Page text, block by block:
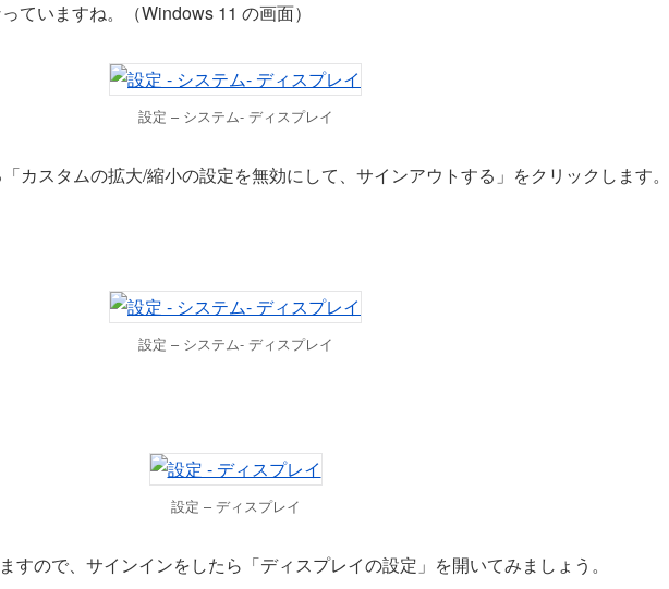
ていますね。（Windows 11 の画面）
設定 – システム- ディスプレイ
カスタムの拡大/縮小の設定を無効にして、サインアウトする」をクリックします。
設定 – システム- ディスプレイ
設定 – ディスプレイ
すので、サインインをしたら「ディスプレイの設定」を開いてみましょう。